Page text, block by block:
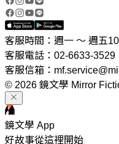
客服時間：週一 ～ 週五
客服電話：02-6633-3529
客服信箱：
© 2026 鏡文學 Mirror
鏡文學 App
好故事從這裡開始